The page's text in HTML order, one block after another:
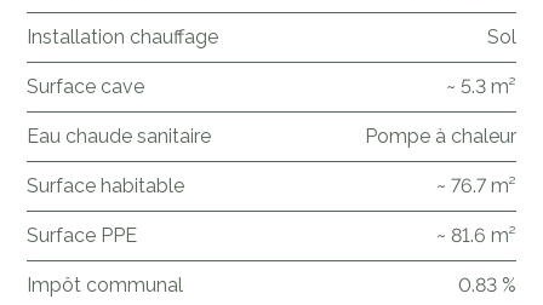
Installation chauffage Sol
Surface cave ~ 5.3 m²
Eau chaude sanitaire Pompe à chaleur
Surface habitable ~ 76.7 m²
Surface PPE ~ 81.6 m²
Impôt communal 0.83 %